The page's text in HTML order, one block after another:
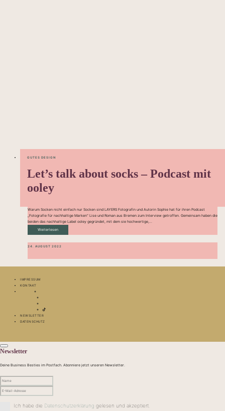
GUTES DESIGN
Let’s talk about socks – Podcast mit
ooley
Warum Socken nicht einfach nur Socken sind LAYERS Fotografin und Autorin Sophie hat für ihren Podcast
„Fotografie für nachhaltige Marken“ Lise und Roman aus Bremen zum Interview getroffen. Gemeinsam haben die
beiden das nachhaltige Label ooley gegründet, mit dem sie hochwertige,...
Weiterlesen
24. AUGUST 2022
IMPRESSUM
KONTAKT
NEWSLETTER
DATENSCHUTZ
Newsletter
Deine Business Besties im Postfach. Abonniere jetzt unseren Newsletter.
Ich habe die Datenschutzerklärung gelesen und akzeptiert.